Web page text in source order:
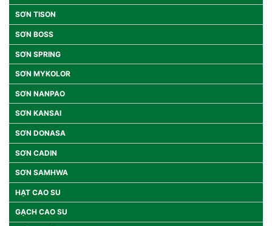
SƠN TISON
SƠN BOSS
SƠN SPRING
SƠN MYKOLOR
SƠN NANPAO
SƠN KANSAI
SƠN DONASA
SƠN CADIN
SƠN SAMHWA
HẠT CAO SU
GẠCH CAO SU